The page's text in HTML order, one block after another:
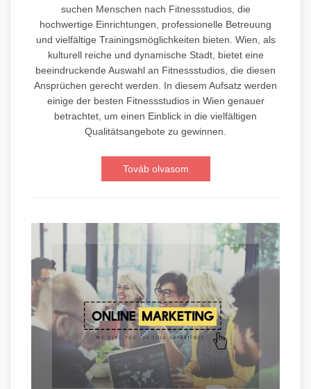
suchen Menschen nach Fitnessstudios, die
hochwertige Einrichtungen, professionelle Betreuung
und vielfältige Trainingsmöglichkeiten bieten. Wien, als
kulturell reiche und dynamische Stadt, bietet eine
beeindruckende Auswahl an Fitnessstudios, die diesen
Ansprüchen gerecht werden. In diesem Aufsatz werden
einige der besten Fitnessstudios in Wien genauer
betrachtet, um einen Einblick in die vielfältigen
Qualitätsangebote zu gewinnen.
Továb olvasom